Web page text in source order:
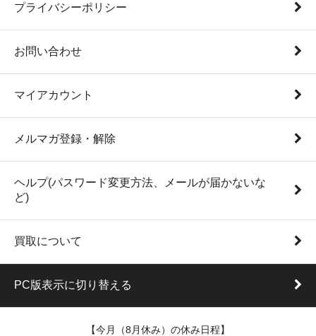
プライバシーポリシー
お問い合わせ
マイアカウント
メルマガ登録・解除
ヘルプ(パスワード変更方法、メールが届かないな
ど)
買取について
PC版表示に切り替える
【今月（8月休み）の休み日程】